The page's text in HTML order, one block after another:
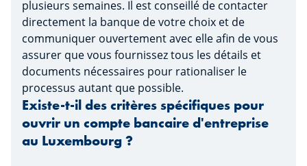
plusieurs semaines. Il est conseillé de contacter
directement la banque de votre choix et de
communiquer ouvertement avec elle afin de vous
assurer que vous fournissez tous les détails et
documents nécessaires pour rationaliser le
processus autant que possible.
Existe-t-il des critères spécifiques pour
ouvrir un compte bancaire d'entreprise
au Luxembourg ?